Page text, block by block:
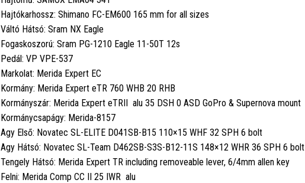
Hajtókarhossz: Shimano FC-EM600 165 mm for all sizes
Váltó Hátsó: Sram NX Eagle
Fogaskoszorú: Sram PG-1210 Eagle 11-50T 12s
Pedál: VP VPE-537
Markolat: Merida Expert EC
Kormány: Merida Expert eTR 760 WHB 20 RHB
Kormányszár: Merida Expert eTRII alu 35 DSH 0 ASD GoPro & Supernova mount
Kormánycsapágy: Merida-8157
Agy Első: Novatec SL-ELITE D041SB-B15 110×15 WHF 32 SPH 6 bolt
Agy Hátsó: Novatec SL-Team D462SB-S3S-B12-11S 148×12 WHR 36 SPH 6 bolt
Tengely Hátsó: Merida Expert TR including removeable lever, 6/4mm allen key
Felni: Merida Comp CC II 25 IWR alu